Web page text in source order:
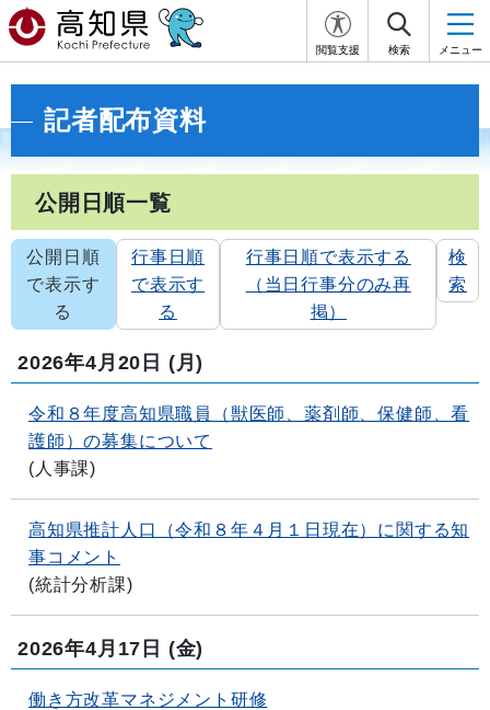
閲覧支援 検索 メニュー
記者配布資料
公開日順一覧
公開日順
で表示す
る
行事日順
で表示す
る
行事日順で表示する
（当日行事分のみ再
掲）
検
索
2026年4月20日 (月)
令和８年度高知県職員（獣医師、薬剤師、保健師、看
護師）の募集について
( 人事課)
高知県推計人口（令和８年４月１日現在）に関する知
事コメント
(統計分析課)
2026年4月17日 (金)
働き方改革マネジメント研修